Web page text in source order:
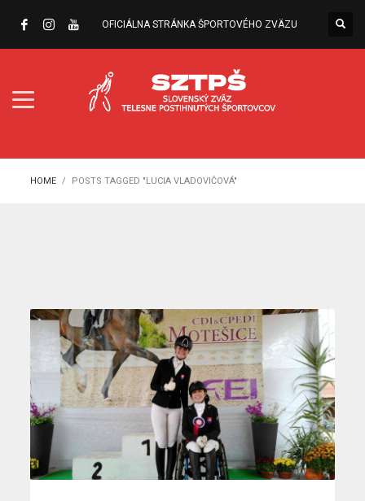
OFICIÁLNA STRÁNKA ŠPORTOVÉHO ZVÄZU
HOME POSTS TAGGED "LUCIA VLADOVIČOVÁ"